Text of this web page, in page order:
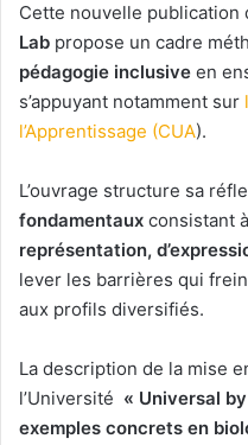
Cette nouvelle publication
Lab propose un cadre
pédagogie inclusive en
s’appuyant notamment sur
l’Apprentissage (CUA).
L’ouvrage structure sa
fondamentaux consistant
représentation,
lever les barrières qui
aux profils diversifiés.
La description de la mise
l’Université « Universal
exemples concrets en